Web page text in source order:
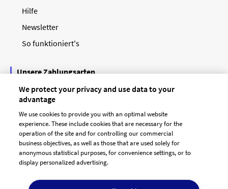
Hilfe
Newsletter
So funktioniert's
Unsere Zahlungsarten
We protect your privacy and use data to your
advantage
We use cookies to provide you with an optimal website
experience. These include cookies that are necessary for the
operation of the site and for controlling our commercial
business objectives, as well as those that are used solely for
anonymous statistical purposes, for convenience settings, or to
display personalized advertising.